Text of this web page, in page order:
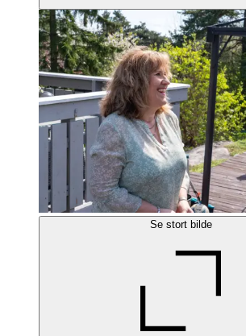
Se stort bilde